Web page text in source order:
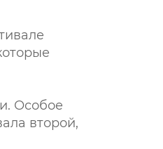
Особое
второй,